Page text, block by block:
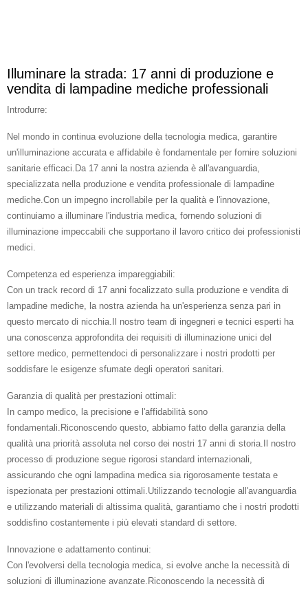
Illuminare la strada: 17 anni di produzione e
vendita di lampadine mediche professionali
Introdurre:
Nel mondo in continua evoluzione della tecnologia medica, garantire
un'illuminazione accurata e affidabile è fondamentale per fornire soluzioni
sanitarie efficaci.Da 17 anni la nostra azienda è all'avanguardia,
specializzata nella produzione e vendita professionale di lampadine
mediche.Con un impegno incrollabile per la qualità e l'innovazione,
continuiamo a illuminare l'industria medica, fornendo soluzioni di
illuminazione impeccabili che supportano il lavoro critico dei professionisti
medici.
Competenza ed esperienza impareggiabili:
Con un track record di 17 anni focalizzato sulla produzione e vendita di
lampadine mediche, la nostra azienda ha un'esperienza senza pari in
questo mercato di nicchia.Il nostro team di ingegneri e tecnici esperti ha
una conoscenza approfondita dei requisiti di illuminazione unici del
settore medico, permettendoci di personalizzare i nostri prodotti per
soddisfare le esigenze sfumate degli operatori sanitari.
Garanzia di qualità per prestazioni ottimali:
In campo medico, la precisione e l'affidabilità sono
fondamentali.Riconoscendo questo, abbiamo fatto della garanzia della
qualità una priorità assoluta nel corso dei nostri 17 anni di storia.Il nostro
processo di produzione segue rigorosi standard internazionali,
assicurando che ogni lampadina medica sia rigorosamente testata e
ispezionata per prestazioni ottimali.Utilizzando tecnologie all'avanguardia
e utilizzando materiali di altissima qualità, garantiamo che i nostri prodotti
soddisfino costantemente i più elevati standard di settore.
Innovazione e adattamento continui:
Con l'evolversi della tecnologia medica, si evolve anche la necessità di
soluzioni di illuminazione avanzate.Riconoscendo la necessità di